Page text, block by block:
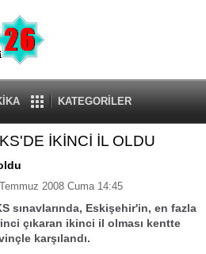
KATEGORİLER
İKİNCİ İL OLDU
2008 Cuma 14:45
sınavlarında, Eskişehir'in, en fazla
çıkaran ikinci il olması kentte
karşılandı.